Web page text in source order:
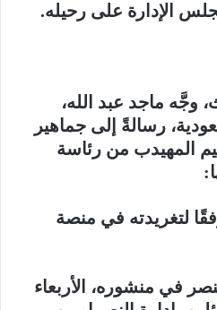
مجلس الإدارة على رحيله.
وجَّه ماجد عبد الله،
رسالةً إلى جماهير
المهيدب من رئاسة
لتغريدته في منصة
في منشوره، الأربعاء